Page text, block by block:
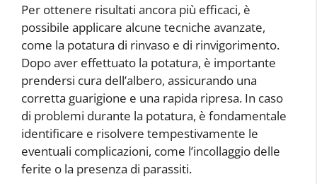
Per ottenere risultati ancora più efficaci, è
possibile applicare alcune tecniche avanzate,
come la potatura di rinvaso e di rinvigorimento.
Dopo aver effettuato la potatura, è importante
prendersi cura dell’albero, assicurando una
corretta guarigione e una rapida ripresa. In caso
di problemi durante la potatura, è fondamentale
identificare e risolvere tempestivamente le
eventuali complicazioni, come l’incollaggio delle
ferite o la presenza di parassiti.